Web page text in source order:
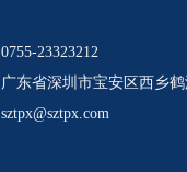
0755-23323212
广东省深圳市宝安区西乡鹤
sztpx@sztpx.com